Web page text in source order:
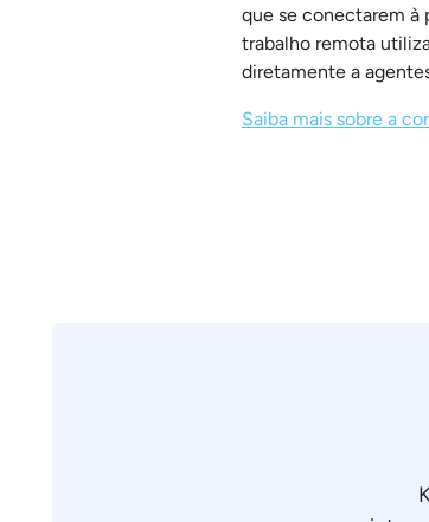
que se conectarem à
trabalho remota
diretamente a
Saiba mais sobre a